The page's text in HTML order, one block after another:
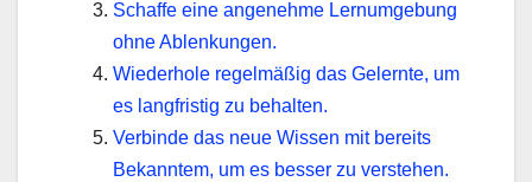
Schaffe eine angenehme Lernumgebung
ohne Ablenkungen.
Wiederhole regelmäßig das Gelernte, um
es langfristig zu behalten.
Verbinde das neue Wissen mit bereits
Bekanntem, um es besser zu verstehen.